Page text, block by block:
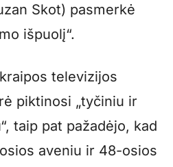
Skot) pasmerkė
išpuolį“.
televizijos
piktinosi „tyčiniu ir
taip pat pažadėjo, kad
aveniu ir 48-osios